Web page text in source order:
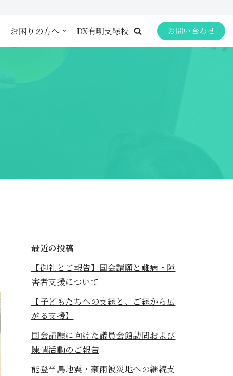
お困りの方へ DX有明支縁校 お問い合わせ
最近の投稿
【御礼とご報告】国会請願と難病・障
害者支援について
【子どもたちへの支縁と、ご縁から広
がる支援】
国会請願に向けた議員会館訪問および
陳情活動のご報告
能登半島地震・豪雨被災地への継続支